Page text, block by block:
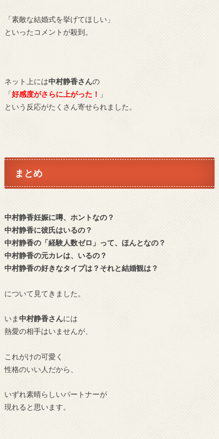
「素敵な結婚式を挙げてほしい」
といったコメントが殺到。
ネット上には中村静香さんの
「好感度がさらに上がった！
」
という反応がたくさん寄せられました。
まとめ
中村静香妊娠に噂、ホントなの？
中村静香に彼氏はいるの？
中村静香の「経験人数ゼロ」って、ほんとなの？
中村静香の元カレは、いるの？
中村静香の好きなタイプは？それと結婚観は？
について見てきました。
いま中村静香さんには
熱愛の相手はいませんが、
これがけの可愛く
性格のいい人だから、
いずれ素晴らしいパートナーが
現れると思います。